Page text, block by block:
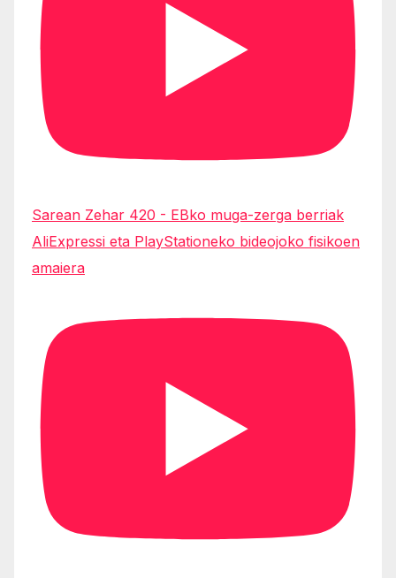
Sarean Zehar 420 - EBko muga-zerga berriak
AliExpressi eta PlayStationeko bideojoko fisikoen
amaiera